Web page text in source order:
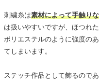
刺繍糸は素材によって手触り
は扱いやすいですが、ほつれ
ポリエステルのように強度の
てしまいます。
ステッチ作品として飾るので